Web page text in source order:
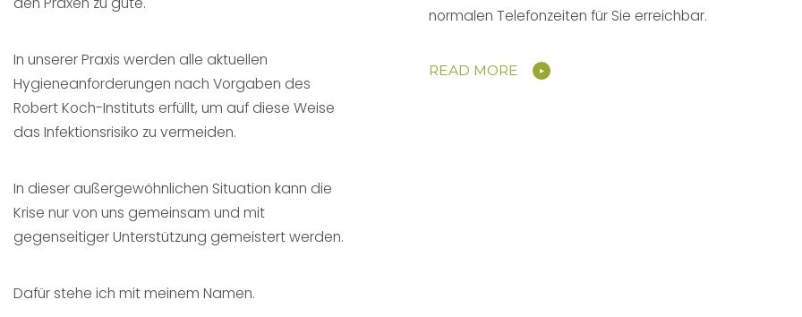
normalen Telefonzeiten für Sie erreichbar.
READ MORE
In unserer Praxis werden alle aktuellen
Hygieneanforderungen nach Vorgaben des
Robert Koch-Instituts erfüllt, um auf diese Weise
das Infektionsrisiko zu vermeiden.
In dieser außergewöhnlichen Situation kann die
Krise nur von uns gemeinsam und mit
gegenseitiger Unterstützung gemeistert werden.
Dafür stehe ich mit meinem Namen.